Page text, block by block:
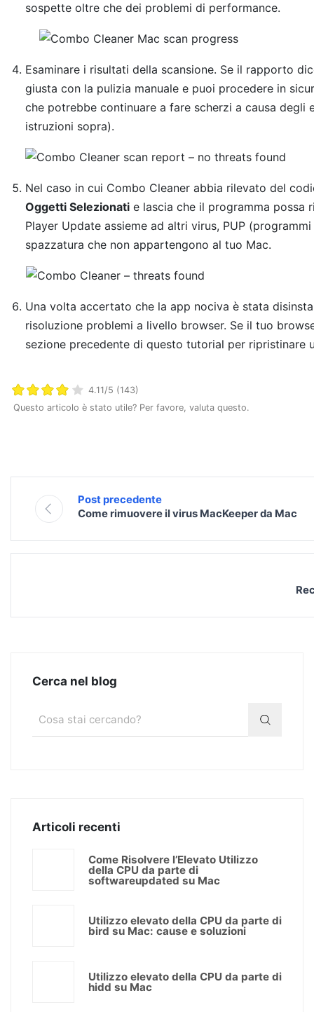
sospette oltre che dei problemi di performance.
Esaminare i risultati della scansione. Se il rapporto
giusta con la pulizia manuale e puoi procedere in
che potrebbe continuare a fare scherzi a causa
istruzioni sopra).
Nel caso in cui Combo Cleaner abbia rilevato del
Oggetti Selezionati e lascia che il programma possa
Player Update assieme ad altri virus, PUP
spazzatura che non appartengono al tuo Mac.
Una volta accertato che la app nociva è stata
risoluzione problemi a livello browser. Se il tuo
sezione precedente di questo tutorial per ripristinare
4.11/5 (143)
Questo articolo è stato utile? Per favore, valuta questo.
Post precedente
Come rimuovere il virus MacKeeper da Mac
Cerca nel blog
Articoli recenti
Come Risolvere l’Elevato Utilizzo
della CPU da parte di
softwareupdated su Mac
Utilizzo elevato della CPU da parte di
bird su Mac: cause e soluzioni
Utilizzo elevato della CPU da parte di
hidd su Mac